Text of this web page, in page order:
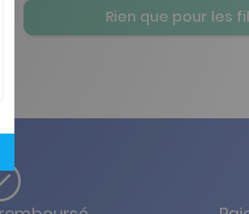
Rien que pour les